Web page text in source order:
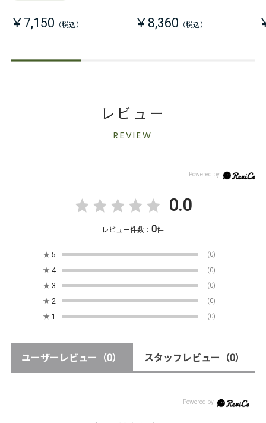
￥7,150 ￥8,360
レビュー
REVIEW
0.0
レビュー件数：0件
★ 5 (0)
★ 4 (0)
★ 3 (0)
★ 2 (0)
★ 1 (0)
ユーザーレビュー （0） スタッフレビュー （0）